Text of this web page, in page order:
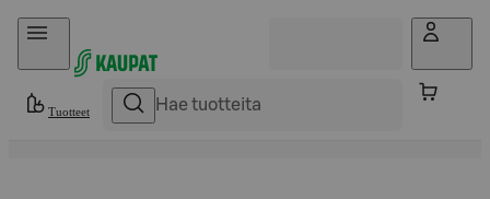
Hyppää sisältöön
Tuotteet